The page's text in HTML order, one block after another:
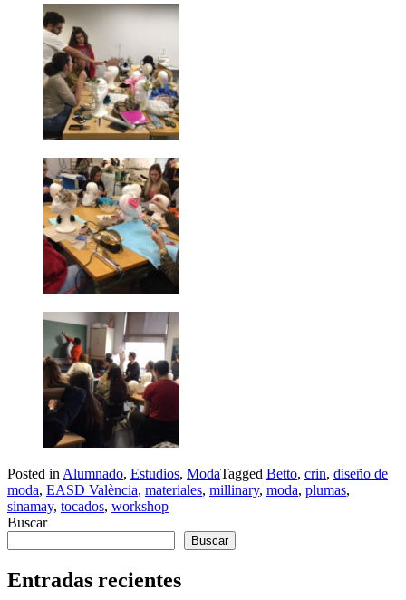
Posted in Alumnado, Estudios, ModaTagged Betto, crin, diseño de
moda, EASD València, materiales, millinary, moda, plumas,
sinamay, tocados, workshop
Buscar
Buscar
Entradas recientes